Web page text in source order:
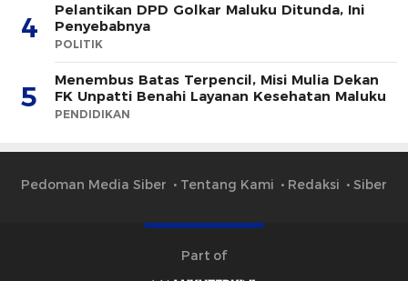
4
Pelantikan DPD Golkar Maluku Ditunda, Ini
Penyebabnya
POLITIK
5
Menembus Batas Terpencil, Misi Mulia Dekan
FK Unpatti Benahi Layanan Kesehatan Maluku
PENDIDIKAN
Pedoman Media Siber Tentang Kami Redaksi Siber
Part of